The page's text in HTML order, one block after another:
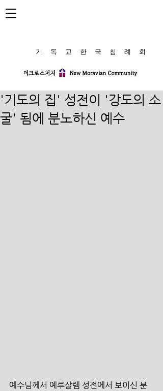
​기 독 교 한 국 침 례 회
'기도의 집' 성전이 '강도의 소
굴' 됨에 분노하신 예수
예수님께서 예루살렘 성전에서 보이신 분